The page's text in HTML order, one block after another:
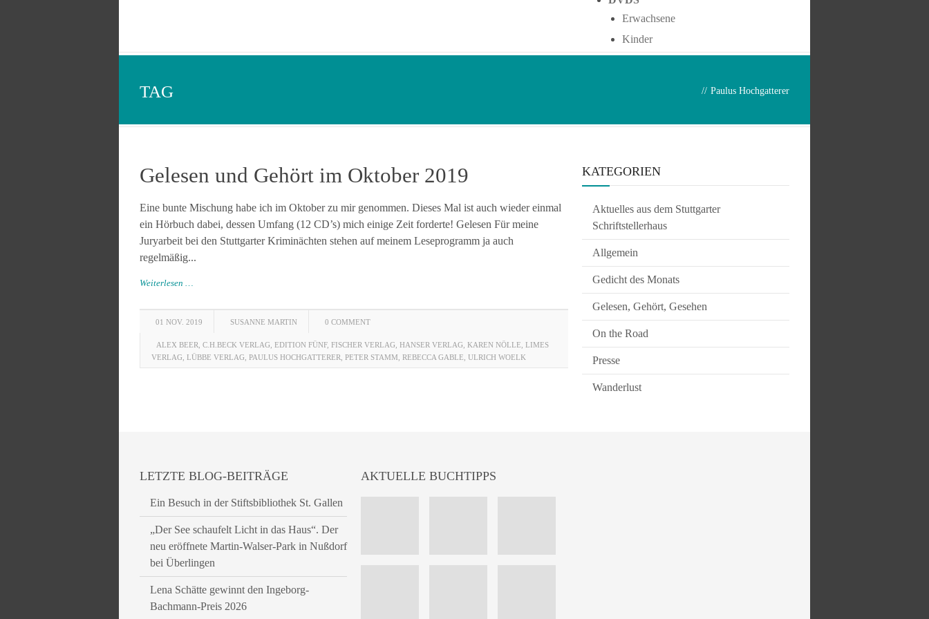
Erwachsene
Kinder
TAG // Paulus Hochgatterer
Gelesen und Gehört im Oktober 2019
Eine bunte Mischung habe ich im Oktober zu mir genommen. Dieses Mal ist auch wieder einmal
ein Hörbuch dabei, dessen Umfang (12 CD’s) mich einige Zeit forderte! Gelesen Für meine
Juryarbeit bei den Stuttgarter Kriminächten stehen auf meinem Leseprogramm ja auch
regelmäßig...
Weiterlesen …
01 NOV. 2019 SUSANNE MARTIN 0 COMMENT
ALEX BEER C.H.BECK VERLAG EDITION FÜNF, FISCHER VERLAG HANSER VERLAG KAREN NÖLLE LIMES
VERLAG LÜBBE VERLAG PAULUS HOCHGATTERER PETER STAMM REBECCA GABLE ULRICH WOELK
KATEGORIEN
Aktuelles aus dem Stuttgarter
Schriftstellerhaus
Allgemein
Gedicht des Monats
Gelesen, Gehört, Gesehen
On the Road
Presse
Wanderlust
LETZTE BLOG-BEITRÄGE
Ein Besuch in der Stiftsbibliothek St. Gallen
„Der See schaufelt Licht in das Haus“. Der
neu eröffnete Martin-Walser-Park in Nußdorf
bei Überlingen
Lena Schätte gewinnt den Ingeborg-
Bachmann-Preis 2026
AKTUELLE BUCHTIPPS